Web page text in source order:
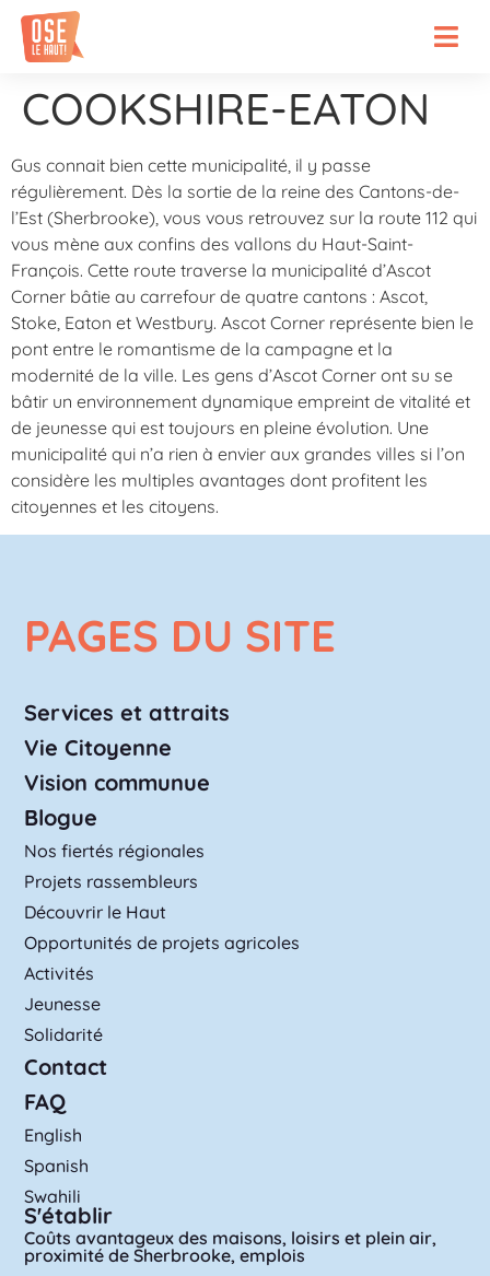
COOKSHIRE-EATON
Gus connait bien cette municipalité, il y passe
régulièrement. Dès la sortie de la reine des Cantons-de-
l’Est (Sherbrooke), vous vous retrouvez sur la route 112 qui
vous mène aux confins des vallons du Haut-Saint-
François. Cette route traverse la municipalité d’Ascot
Corner bâtie au carrefour de quatre cantons : Ascot,
Stoke, Eaton et Westbury. Ascot Corner représente bien le
pont entre le romantisme de la campagne et la
modernité de la ville. Les gens d’Ascot Corner ont su se
bâtir un environnement dynamique empreint de vitalité et
de jeunesse qui est toujours en pleine évolution. Une
municipalité qui n’a rien à envier aux grandes villes si l’on
considère les multiples avantages dont profitent les
citoyennes et les citoyens.
PAGES DU SITE
Services et attraits
Vie Citoyenne
Vision communue
Blogue
Nos fiertés régionales
Projets rassembleurs
Découvrir le Haut
Opportunités de projets agricoles
Activités
Jeunesse
Solidarité
Contact
FAQ
English
Spanish
Swahili
S'établir
Coûts avantageux des maisons, loisirs et plein air,
proximité de Sherbrooke, emplois